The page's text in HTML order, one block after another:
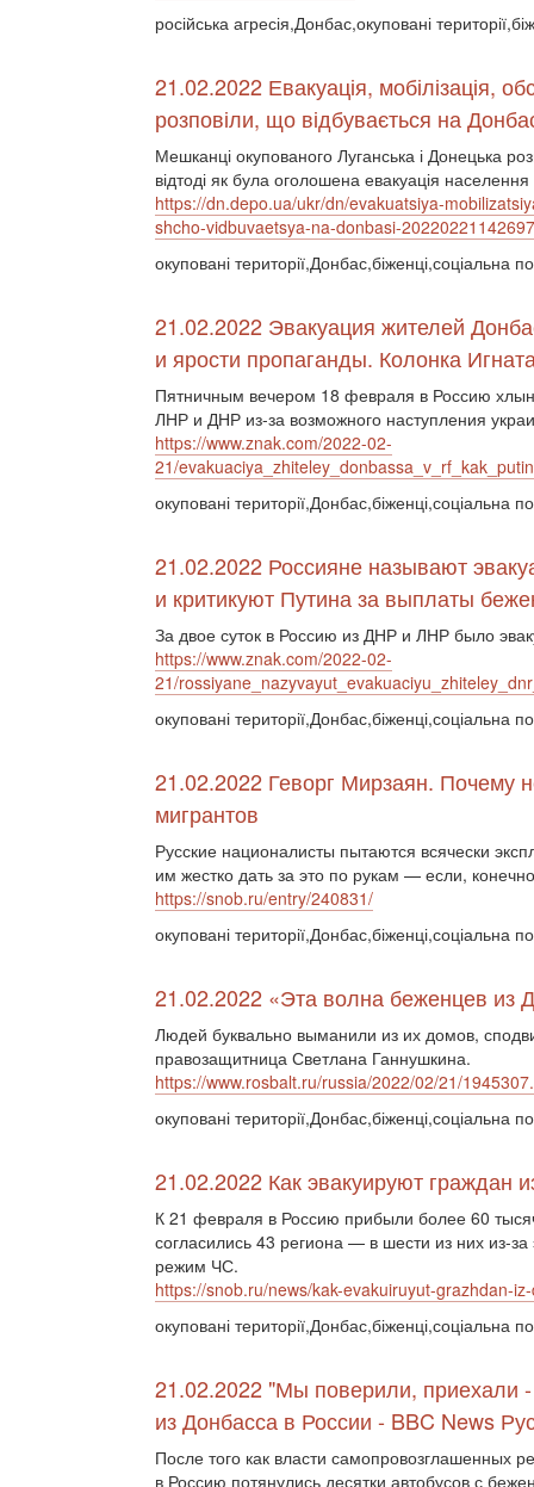
російська агресія,Донбас,окуповані
21.02.2022 Евакуація, мобілізація,
розповіли, що відбувається на
Мешканці окупованого Луганська і Донецька
відтоді як була оголошена евакуація населення
https://dn.depo.ua/ukr/dn/evakuatsiya-
shcho-vidbuvaetsya-na-donbasi-
окуповані території,Донбас,біженці,соціальна
21.02.2022 Эвакуация жителей
и ярости пропаганды. Колонка
Пятничным вечером 18 февраля в Россию
ЛНР и ДНР из-за возможного наступления
https://www.znak.com/2022-02-
21/
окуповані території,Донбас,біженці,соціальна
21.02.2022 Россияне называют
и критикуют Путина за выплаты
За двое суток в Россию из ДНР и ЛНР было
https://www.znak.com/2022-02-
21/
окуповані території,Донбас,біженці,соціальна
21.02.2022 Геворг Мирзаян. Почему
мигрантов
Русские националисты пытаются всячески
им жестко дать за это по рукам — если,
https://snob.ru/entry/240831/
окуповані території,Донбас,біженці,соціальна
21.02.2022 «Эта волна беженцев
Людей буквально выманили из их домов,
правозащитница Светлана Ганнушкина.
https://www.rosbalt.ru/russia/2022/02/21/
окуповані території,Донбас,біженці,соціальна
21.02.2022 Как эвакуируют граждан
К 21 февраля в Россию прибыли более 60
согласились 43 региона — в шести из них из-
режим ЧС.
https://snob.ru/news/kak-evakuiruyut-grazhdan-
окуповані території,Донбас,біженці,соціальна
21.02.2022 "Мы поверили, приехали
из Донбасса в России - BBC News
После того как власти самопровозглашенных
в Россию потянулись десятки автобусов с